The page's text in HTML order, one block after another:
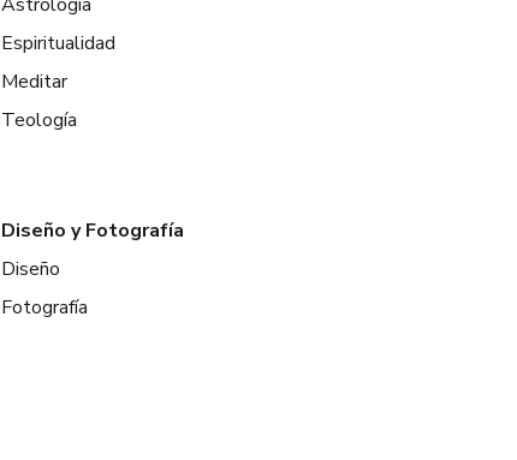
Espiritualidad
Meditar
Teología
Diseño y Fotografía
Diseño
Fotografía